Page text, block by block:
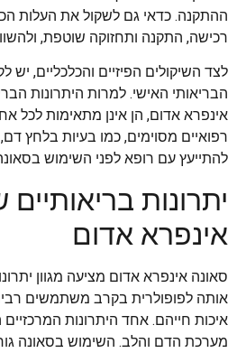
ההתקנה. כדאי גם לשקול את העלות
רכישה, התקנה ותחזוקה שוטפת,
לצד השיקולים הפיזיים והכלכליים,
הבריאותי האישי. למרות היתרונות
אינפרא אדום, הן אינן מתאימות לכל
רפואיים מסוימים, כמו בעיות בלחץ
להתייעץ עם רופא לפני השימוש
יתרונות
אינפרא אדום
סאונה אינפרא אדום מציעה מגוון
אותה לפופולרית בקרב משתמשים
איכות חייהם. אחד היתרונות
מערכת הדם והלב. השימוש בסאונה